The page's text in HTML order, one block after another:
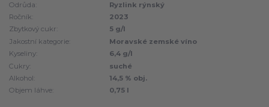
Odrůda:
Ryzlink rýnský
Ročník:
2023
Zbytkový cukr:
5 g/l
Jakostní kategorie:
Moravské zemské víno
Kyseliny:
6,4 g/l
Cukry:
suché
Alkohol:
14,5 % obj.
Objem láhve:
0,75 l